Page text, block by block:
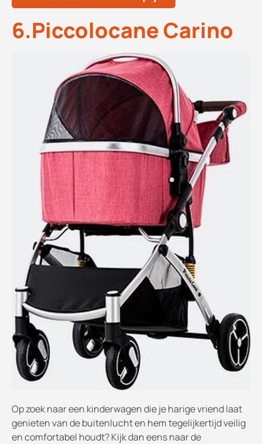
6.Piccolocane Carino
Op zoek naar een kinderwagen die je harige vriend laat
genieten van de buitenlucht en hem tegelijkertijd veilig
en comfortabel houdt? Kijk dan eens naar de